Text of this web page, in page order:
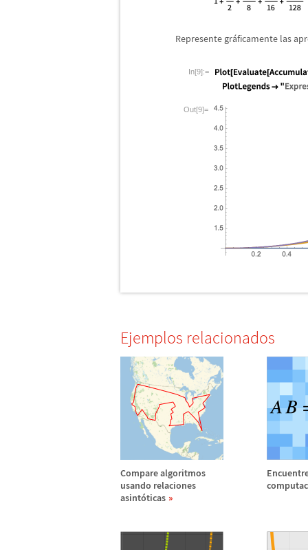
Represente gráficamente las
In[9]:=
Out[9]=
Ejemplos relacionados
Compare algoritmos
usando relaciones
asintóticas